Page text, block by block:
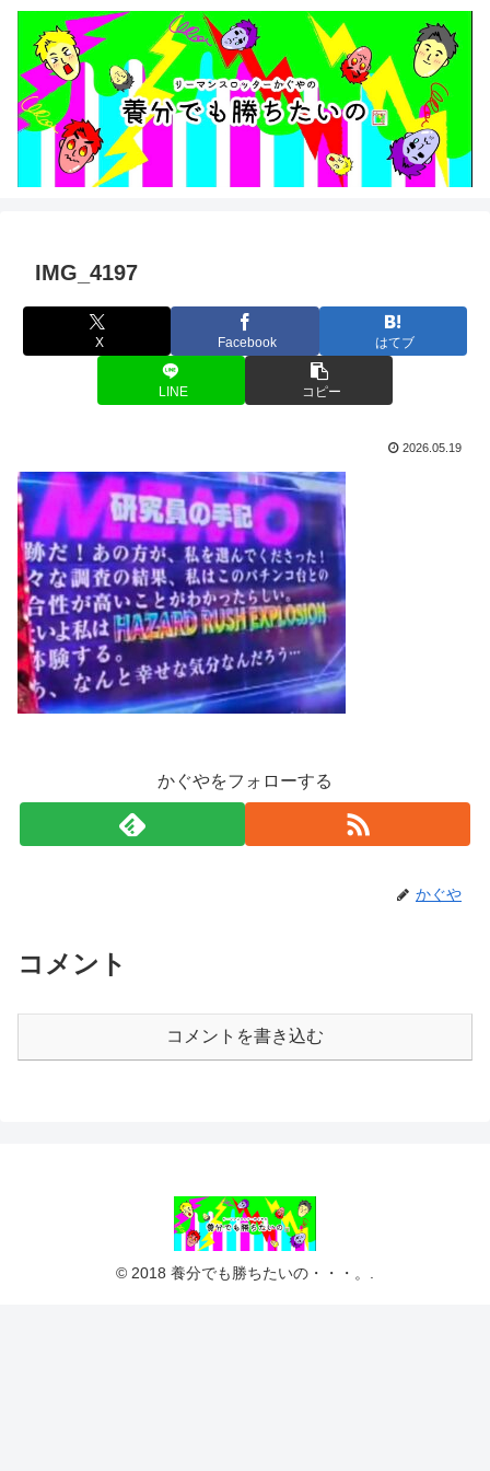
IMG_4197
X Facebook はてブ
LINE コピー
2026.05.19
かぐやをフォローする
かぐや
コメント
コメントを書き込む
© 2018 養分でも勝ちたいの・・・。.